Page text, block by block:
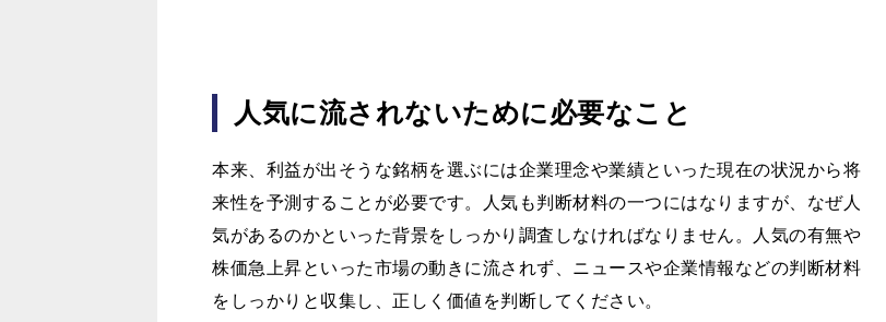
人気に流されないために必要なこと
本来、利益が出そうな銘柄を選ぶには企業理念や業績といった現在の状況から将
来性を予測することが必要です。人気も判断材料の一つにはなりますが、なぜ人
気があるのかといった背景をしっかり調査しなければなりません。人気の有無や
株価急上昇といった市場の動きに流されず、ニュースや企業情報などの判断材料
をしっかりと収集し、正しく価値を判断してください。